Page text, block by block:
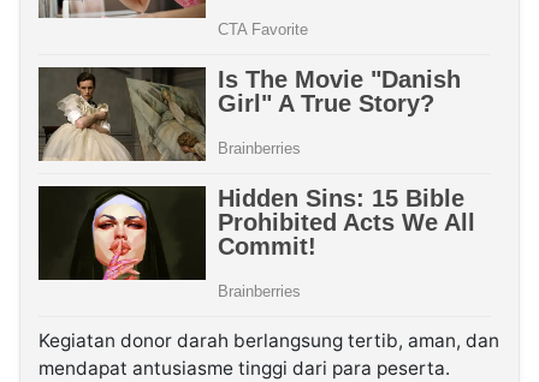
Kegiatan donor darah berlangsung tertib, aman, dan
mendapat antusiasme tinggi dari para peserta.